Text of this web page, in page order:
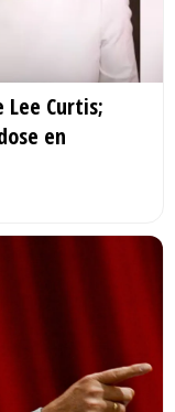
Lee Curtis;
en